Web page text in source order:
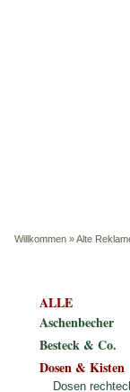
Willkommen »Alte
ALLE
Aschenbecher
Besteck & Co.
Dosen & Kisten
Dosen